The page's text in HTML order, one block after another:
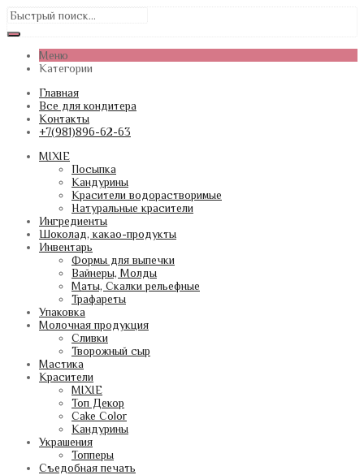
Меню
Категории
Главная
Все для кондитера
Контакты
+7(981)896-62-63
MIXIE
Посыпка
Кандурины
Красители водорастворимые
Натуральные красители
Ингредиенты
Шоколад, какао-продукты
Инвентарь
Формы для выпечки
Вайнеры, Молды
Маты, Скалки рельефные
Трафареты
Упаковка
Молочная продукция
Сливки
Творожный сыр
Мастика
Красители
MIXIE
Топ Декор
Cake Color
Кандурины
Украшения
Топперы
Съедобная печать